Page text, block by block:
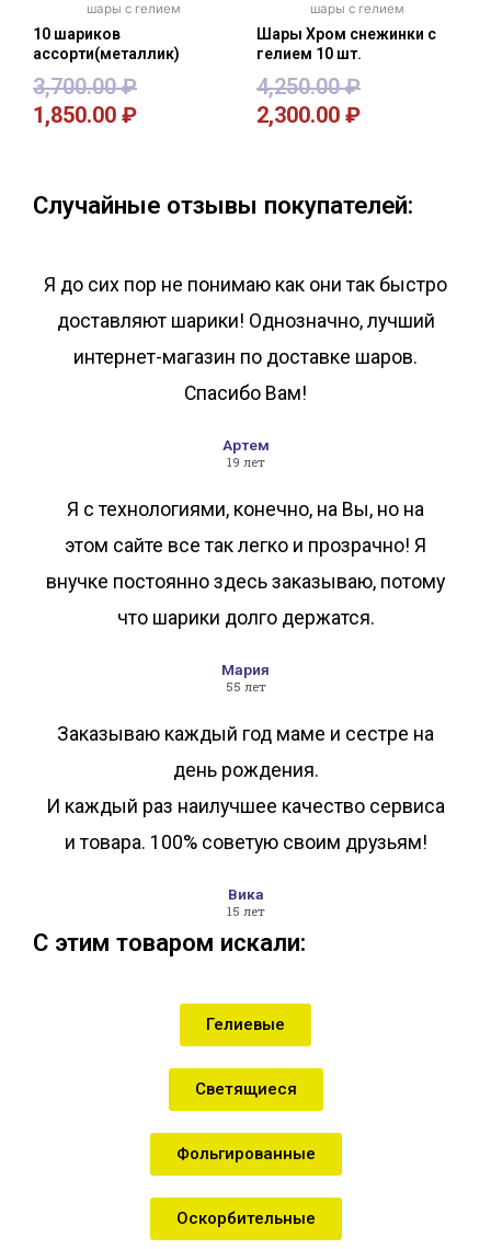
шары с гелием
10 шариков
ассорти(металлик)
3,700.00₽
1,850.00 ₽
шары с гелием
Шары Хром снежинки с
гелием 10 шт.
4,250.00₽
2,300.00 ₽
Случайные отзывы покупателей:
Я до сих пор не понимаю как они так быстро
доставляют шарики! Однозначно, лучший
интернет-магазин по доставке шаров.
Спасибо Вам!
Артем
19 лет
Я с технологиями, конечно, на Вы, но на
этом сайте все так легко и прозрачно! Я
внучке постоянно здесь заказываю, потому
что шарики долго держатся.
Мария
55 лет
Заказываю каждый год маме и сестре на
день рождения.
И каждый раз наилучшее качество сервиса
и товара. 100% советую своим друзьям!
Вика
15 лет
С этим товаром искали:
Гелиевые
Светящиеся
Фольгированные
Оскорбительные